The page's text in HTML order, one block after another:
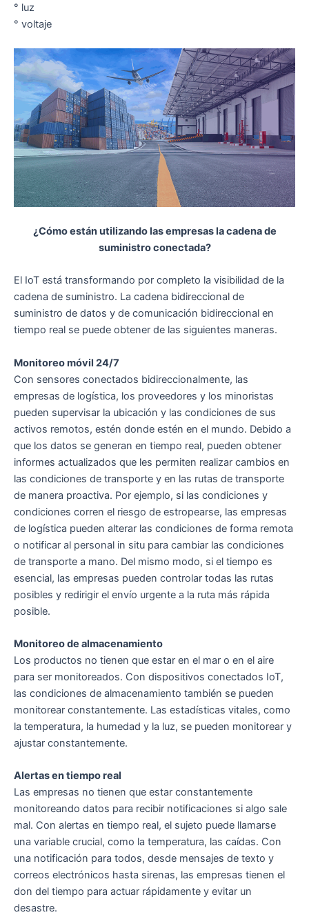
° luz
° voltaje
¿Cómo están utilizando las empresas la cadena de
suministro conectada?
El IoT está transformando por completo la visibilidad de la
cadena de suministro. La cadena bidireccional de
suministro de datos y de comunicación bidireccional en
tiempo real se puede obtener de las siguientes maneras.
Monitoreo móvil 24/7
Con sensores conectados bidireccionalmente, las
empresas de logística, los proveedores y los minoristas
pueden supervisar la ubicación y las condiciones de sus
activos remotos, estén donde estén en el mundo. Debido a
que los datos se generan en tiempo real, pueden obtener
informes actualizados que les permiten realizar cambios en
las condiciones de transporte y en las rutas de transporte
de manera proactiva. Por ejemplo, si las condiciones y
condiciones corren el riesgo de estropearse, las empresas
de logística pueden alterar las condiciones de forma remota
o notificar al personal in situ para cambiar las condiciones
de transporte a mano. Del mismo modo, si el tiempo es
esencial, las empresas pueden controlar todas las rutas
posibles y redirigir el envío urgente a la ruta más rápida
posible.
Monitoreo de almacenamiento
Los productos no tienen que estar en el mar o en el aire
para ser monitoreados. Con dispositivos conectados IoT,
las condiciones de almacenamiento también se pueden
monitorear constantemente. Las estadísticas vitales, como
la temperatura, la humedad y la luz, se pueden monitorear y
ajustar constantemente.
Alertas en tiempo real
Las empresas no tienen que estar constantemente
monitoreando datos para recibir notificaciones si algo sale
mal. Con alertas en tiempo real, el sujeto puede llamarse
una variable crucial, como la temperatura, las caídas. Con
una notificación para todos, desde mensajes de texto y
correos electrónicos hasta sirenas, las empresas tienen el
don del tiempo para actuar rápidamente y evitar un
desastre.